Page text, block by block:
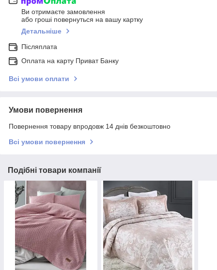
Ви отримаєте замовлення
або гроші повернуться на вашу картку
Детальніше
Післяплата
Оплата на карту Приват Банку
Всі умови оплати
Умови повернення
Повернення товару впродовж 14 днів безкоштовно
Всі умови повернення
Подібні товари компанії